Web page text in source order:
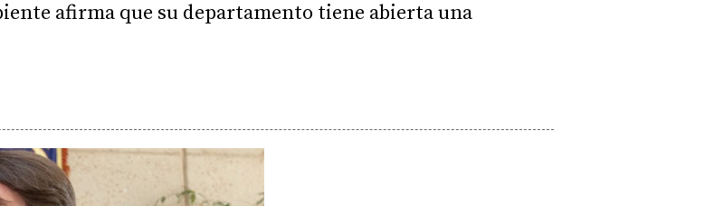
afirma que su departamento tiene abierta una